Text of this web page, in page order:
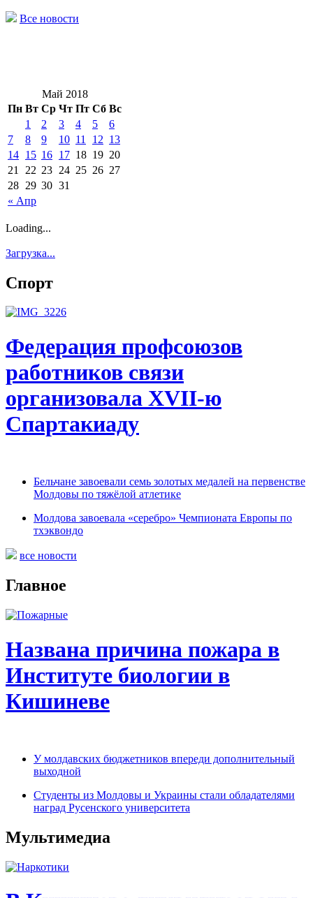
Все новости
Май 2018
Пн Вт Ср Чт Пт Сб Вс
« Апр
1 2 3 4 5
6
7
8 9 10 11 12 13
14 15 16 17 18 19 20
21
22 23 24 25 26 27
28 29 30 31
Loading...
Загрузка...
Спорт
Федерация профсоюзов
работников связи
организовала XVII-ю
Спартакиаду
Бельчане завоевали семь золотых медалей на первенстве
Молдовы по тяжёлой атлетике
Молдова завоевала «серебро» Чемпионата Европы по
тхэквондо
все новости
Главное
Названа причина пожара в
Институте биологии в
Кишиневе
У молдавских бюджетников впереди дополнительный
выходной
Студенты из Молдовы и Украины стали обладателями
наград Русенского университета
Мультимедиа